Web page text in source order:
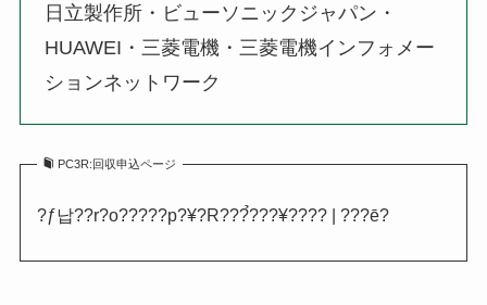
日立製作所・ビューソニックジャパン・
HUAWEI・三菱電機・三菱電機インフォメー
ションネットワーク
PC3R:回収申込ページ
?ƒ납??r?o?????p?¥?R???̉???¥???? | ???ē?